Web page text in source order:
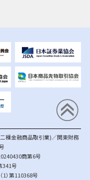
種金融商品取引業)／関東財務
商第6号
341号
）第110368号